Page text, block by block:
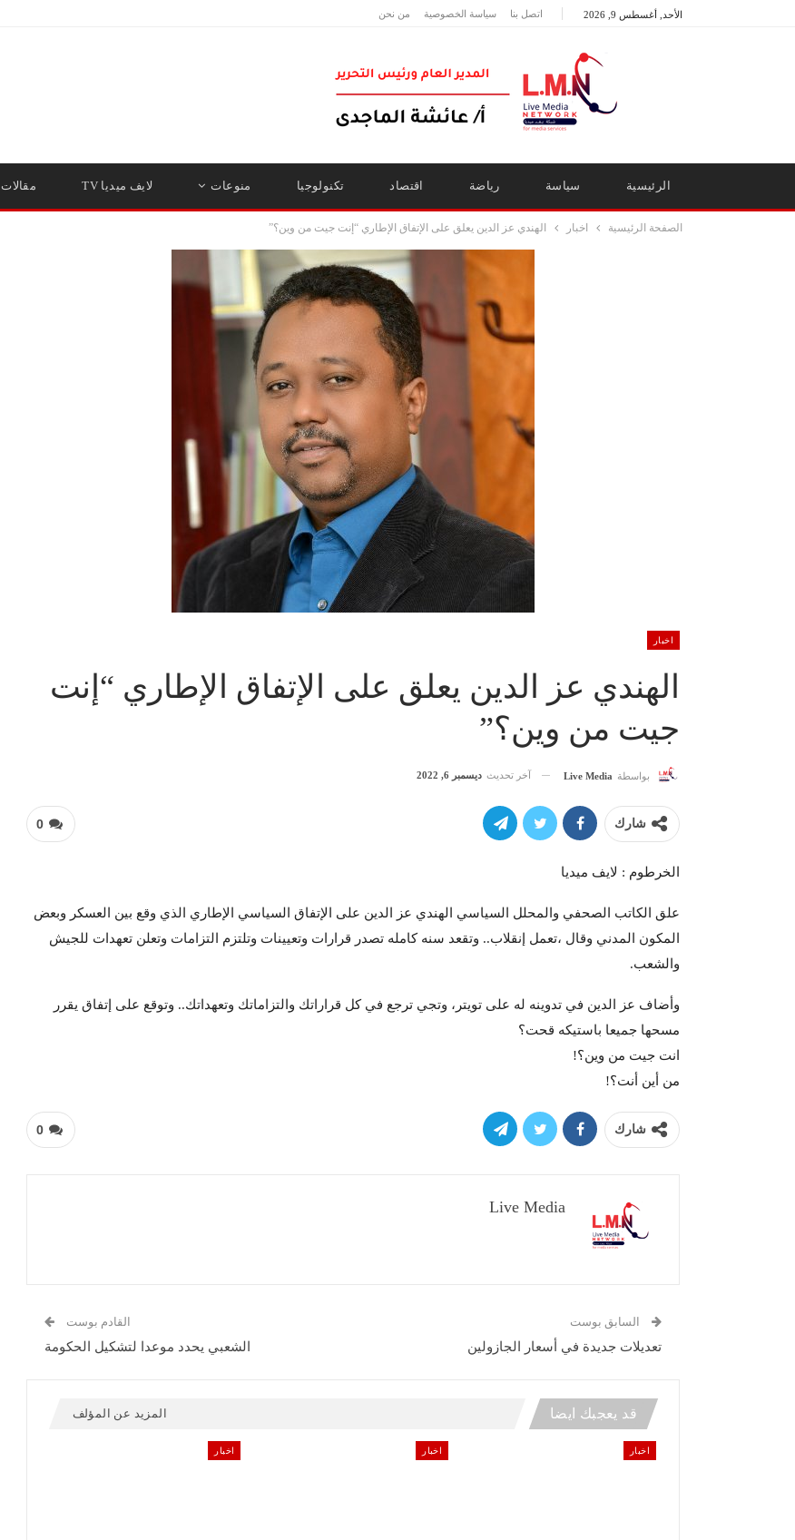
الأحد, أغسطس 9, 2026 اتصل بنا سياسة الخصوصية من نحن
الرئيسية سياسة رياضة اقتصاد تكنولوجيا منوعات لايف ميديا TV مقالات
الصفحة الرئيسية اخبار الهندي عز الدين يعلق على الإتفاق الإطاري “إنت جيت من وين؟”
اخبار
الهندي عز الدين يعلق على الإتفاق الإطاري “إنت
جيت من وين؟”
بواسطة Live Media آخر تحديث ديسمبر 6, 2022
0 شارك
الخرطوم : لايف ميديا
علق الكاتب الصحفي والمحلل السياسي الهندي عز الدين على الإتفاق السياسي الإطاري الذي وقع بين العسكر وبعض
المكون المدني وقال ،تعمل إنقلاب.. وتقعد سنه كامله تصدر قرارات وتعيينات وتلتزم التزامات وتعلن تعهدات للجيش
والشعب.
وأضاف عز الدين في تدوينه له على تويتر، وتجي ترجع في كل قراراتك والتزاماتك وتعهداتك.. وتوقع على إتفاق يقرر
مسحها جميعا باستيكه قحت؟
انت جيت من وين؟!
من أين أنت؟!
0 شارك
Live Media
السابق بوست
تعديلات جديدة في أسعار الجازولين
القادم بوست
الشعبي يحدد موعدا لتشكيل الحكومة
قد يعجبك ايضا المزيد عن المؤلف
اخبار اخبار اخبار